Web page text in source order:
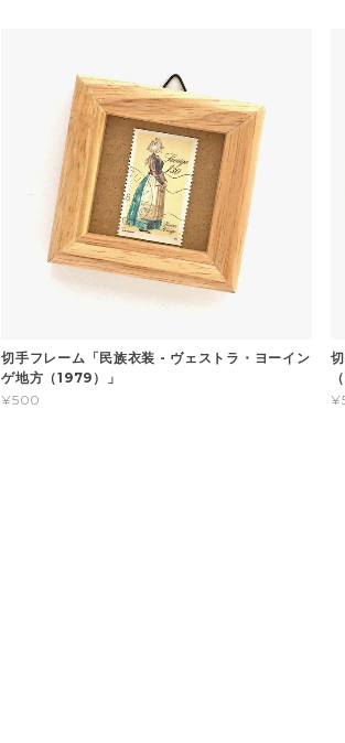
切手フレーム「民族衣装 - ヴェストラ・ヨーイン
ゲ地方（1979）」
¥500